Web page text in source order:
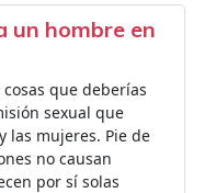
un hombre en
que deberías
sexual que
las mujeres. Pie de
no causan
por sí solas